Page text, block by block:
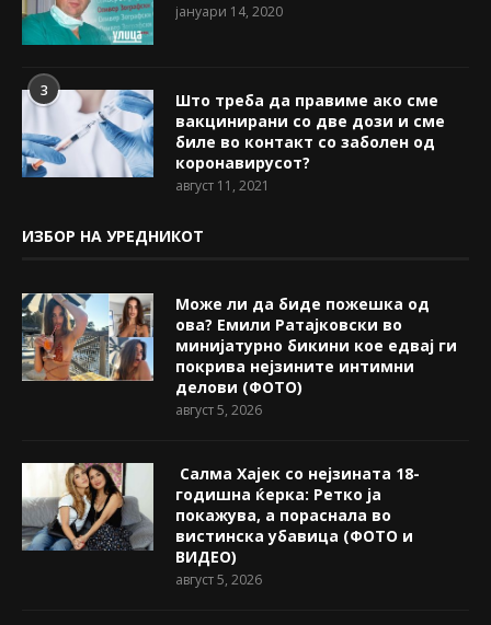
јануари 14, 2020
3
Што треба да правиме ако сме
вакцинирани со две дози и сме
биле во контакт со заболен од
коронавирусот?
август 11, 2021
ИЗБОР НА УРЕДНИКОТ
Може ли да биде пожешкa од
ова? Емили Ратајковски во
минијатурно бикини кое едвај ги
покрива нејзините интимни
делови (ФОТО)
август 5, 2026
Салма Хајек со нејзината 18-
годишна ќерка: Ретко ја
покажува, a пораснала во
вистинска убавица (ФОТО и
ВИДЕО)
август 5, 2026